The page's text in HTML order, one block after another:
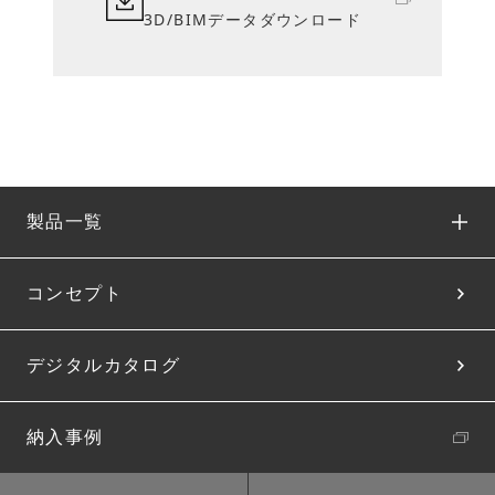
3D/BIMデータダウンロード
製品一覧
コンセプト
デジタルカタログ
納入事例